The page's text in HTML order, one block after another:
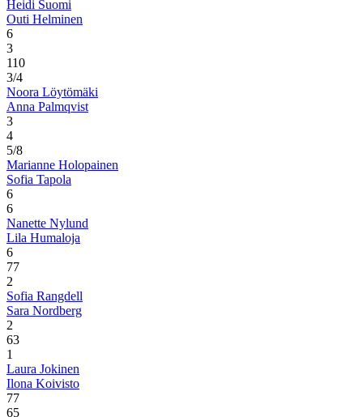
Heidi Suomi
Outi Helminen
6
3
110
3/4
Noora Löytömäki
Anna Palmqvist
3
4
5/8
Marianne Holopainen
Sofia Tapola
6
6
Nanette Nylund
Lila Humaloja
6
77
2
Sofia Rangdell
Sara Nordberg
2
63
1
Laura Jokinen
Ilona Koivisto
77
65